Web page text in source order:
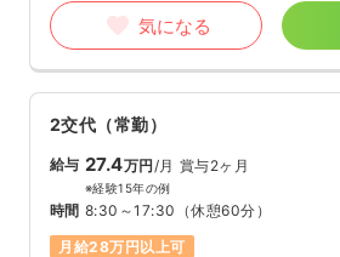
気になる
2交代（常勤）
給与 27.4万円/月 賞与2ヶ月
※経験15年の例
時間 8:30～17:30 （休憩60分）
月給28万円以上可